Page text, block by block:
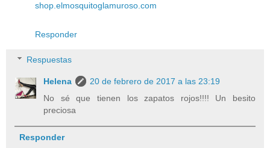
shop.elmosquitoglamuroso.com
Responder
Respuestas
Helena
20 de febrero de 2017 a las 23:19
No sé que tienen los zapatos rojos!!!! Un besito
preciosa
Responder